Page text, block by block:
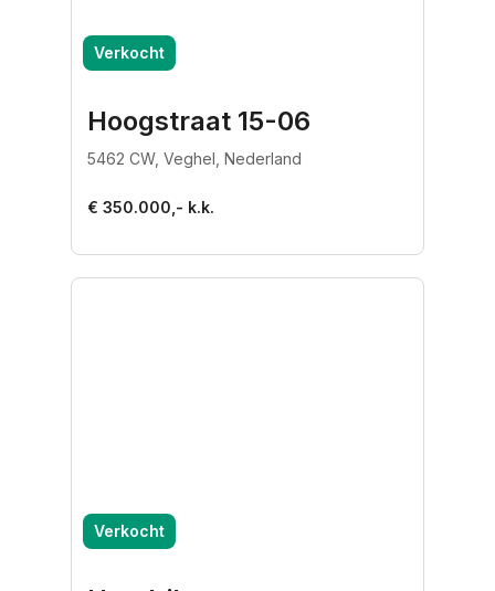
Verkocht
Hoogstraat 15-06
5462 CW, Veghel, Nederland
€ 350.000,- k.k.
Verkocht